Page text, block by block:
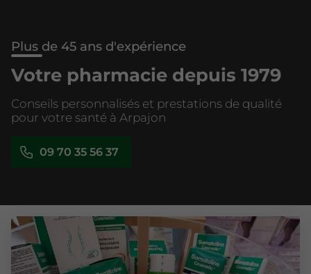
Plus de 45 ans d'expérience
Votre pharmacie depuis 1979
Conseils personnalisés et prestations de qualité
pour votre santé à Arpajon
09 70 35 56 37